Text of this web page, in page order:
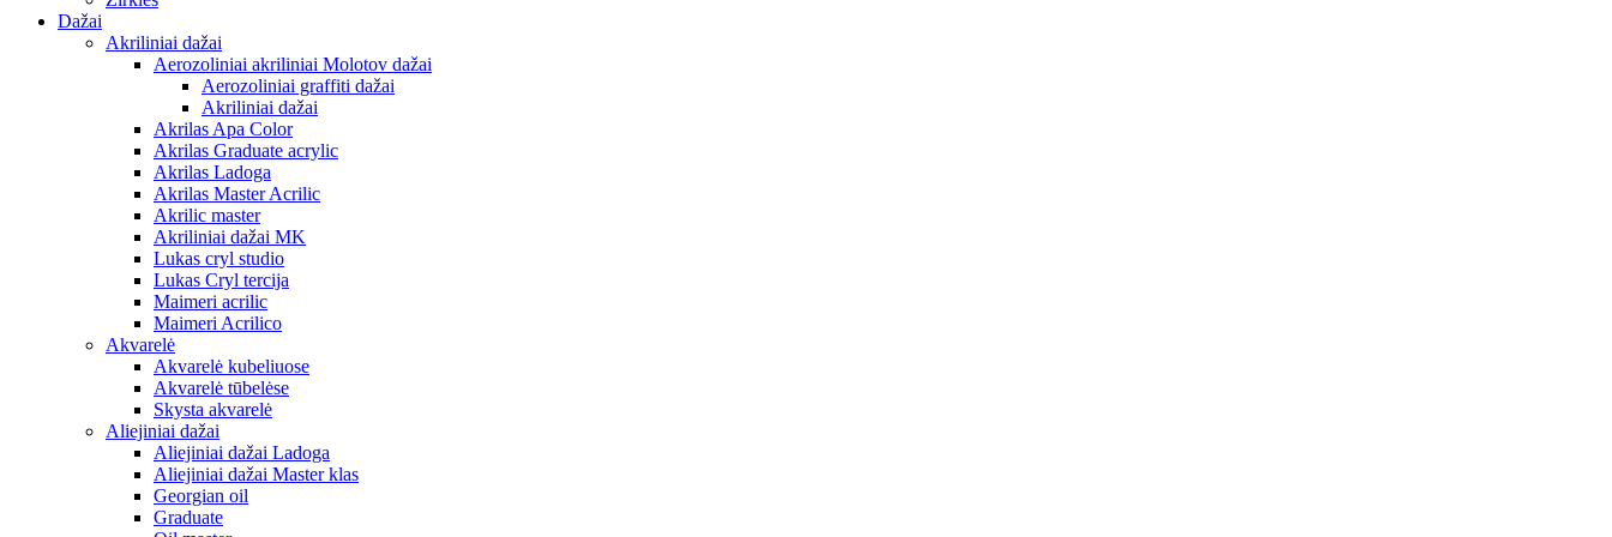
Dažai
Akriliniai dažai
Aerozoliniai akriliniai Molotov dažai
Aerozoliniai graffiti dažai
Akriliniai dažai
Akrilas Apa Color
Akrilas Graduate acrylic
Akrilas Ladoga
Akrilas Master Acrilic
Akrilic master
Akriliniai dažai MK
Lukas cryl studio
Lukas Cryl tercija
Maimeri acrilic
Maimeri Acrilico
Akvarelė
Akvarelė kubeliuose
Akvarelė tūbelėse
Skysta akvarelė
Aliejiniai dažai
Aliejiniai dažai Ladoga
Aliejiniai dažai Master klas
Georgian oil
Graduate